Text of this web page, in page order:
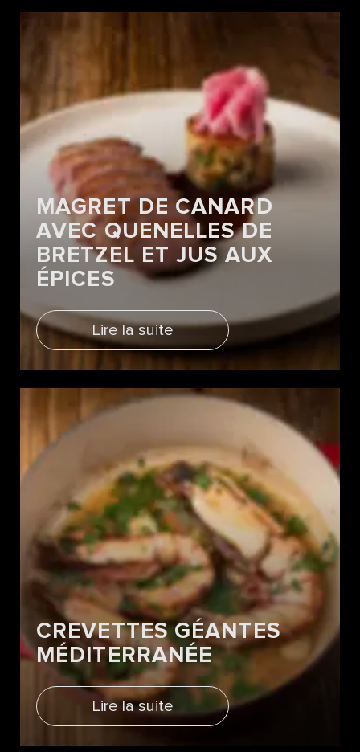
MAGRET DE CANARD
AVEC QUENELLES DE
BRETZEL ET JUS AUX
ÉPICES
Lire la suite
CREVETTES GÉANTES
MÉDITERRANÉE
Lire la suite